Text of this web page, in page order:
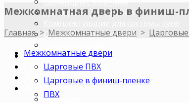
Доводчики для дверей
Ограничитель дверной
Погонажные изделия
Строительные двери
ДВЕРИ ПО ПАРАМЕТРАМ
Двери по цветам
Светлые
Межкомнатная дверь в финиш-
Главная> Межкомнатные двери >
Межкомнатные двери
Царговые ПВХ
Царговые в финиш-пленке
ПВХ